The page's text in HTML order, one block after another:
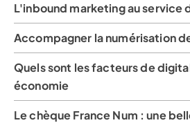
L'inbound marketing au service
Accompagner la numérisation
Quels sont les facteurs de
économie
Le chèque France Num : une